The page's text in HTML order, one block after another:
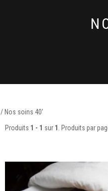
/ Nos soins 40'
Produits 1 - 1 sur 1 . Produits par